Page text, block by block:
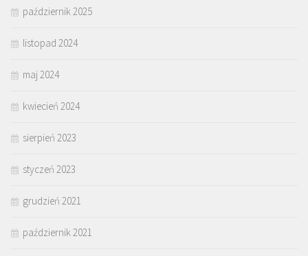
październik 2025
listopad 2024
maj 2024
kwiecień 2024
sierpień 2023
styczeń 2023
grudzień 2021
październik 2021